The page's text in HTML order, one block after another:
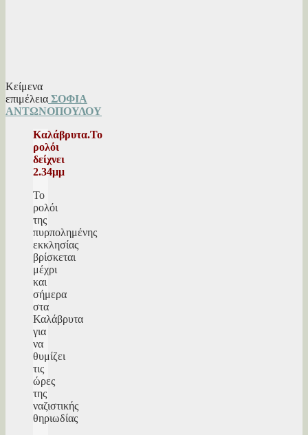
Κείμενα
επιμέλεια ΣΟΦΙΑ
ΑΝΤΩΝΟΠΟΥΛΟΥ
Καλάβρυτα.Το
ρολόι
δείχνει
2.34μμ
Το
ρολόι
της
πυρπολημένης
εκκλησίας
βρίσκεται
μέχρι
και
σήμερα
στα
Καλάβρυτα
για
να
θυμίζει
τις
ώρες
της
ναζιστικής
θηριωδίας